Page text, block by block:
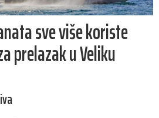
sve više koriste
prelazak u Veliku